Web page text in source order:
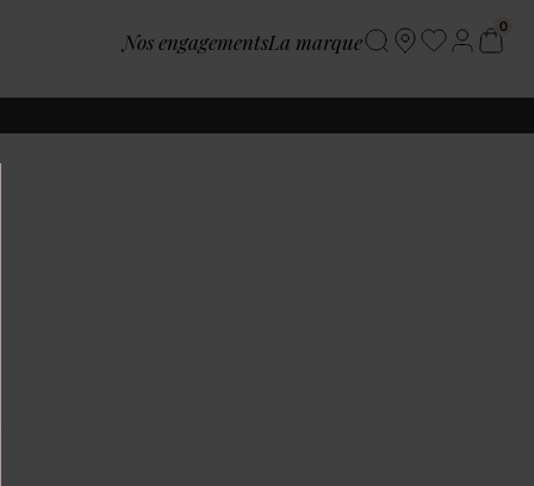
Nos engagementsLa marque